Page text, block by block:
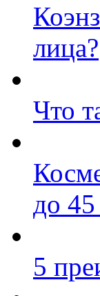
лица?
Что
до 45
5